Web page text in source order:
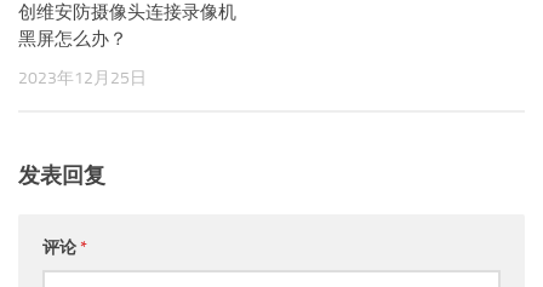
创维安防摄像头连接录像机
黑屏怎么办？
2023年12月25日
发表回复
评论*